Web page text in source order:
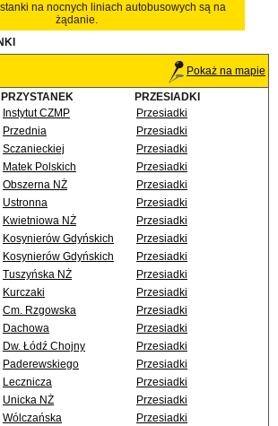
na nocnych liniach autobusowych są na
żądanie.
Pokaż na mapie
PRZYSTANEK
PRZESIADKI
Instytut CZMP
Przesiadki
Przednia
Przesiadki
Sczanieckiej
Przesiadki
Matek Polskich
Przesiadki
Obszerna NŻ
Przesiadki
Ustronna
Przesiadki
Kwietniowa NŻ
Przesiadki
Kosynierów Gdyńskich
Przesiadki
Kosynierów Gdyńskich
Przesiadki
Tuszyńska NŻ
Przesiadki
Kurczaki
Przesiadki
Cm. Rzgowska
Przesiadki
Dachowa
Przesiadki
Dw. Łódź Chojny
Przesiadki
Paderewskiego
Przesiadki
Lecznicza
Przesiadki
Unicka NŻ
Przesiadki
Wólczańska
Przesiadki